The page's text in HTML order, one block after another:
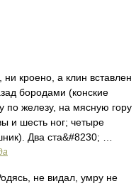
кроено, а клин вставлен
бородами (конские
по железу, на мясную гору
и шесть ног; четыре
Два ста&#8230; …
не видал, умру не